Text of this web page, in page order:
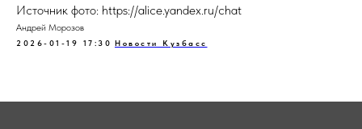
Источник фото: https://alice.yandex.ru/chat
Андрей Морозов
2026-01-19 17:30 Новости Кузбасс